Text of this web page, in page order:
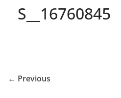
S__16760845
← Previous